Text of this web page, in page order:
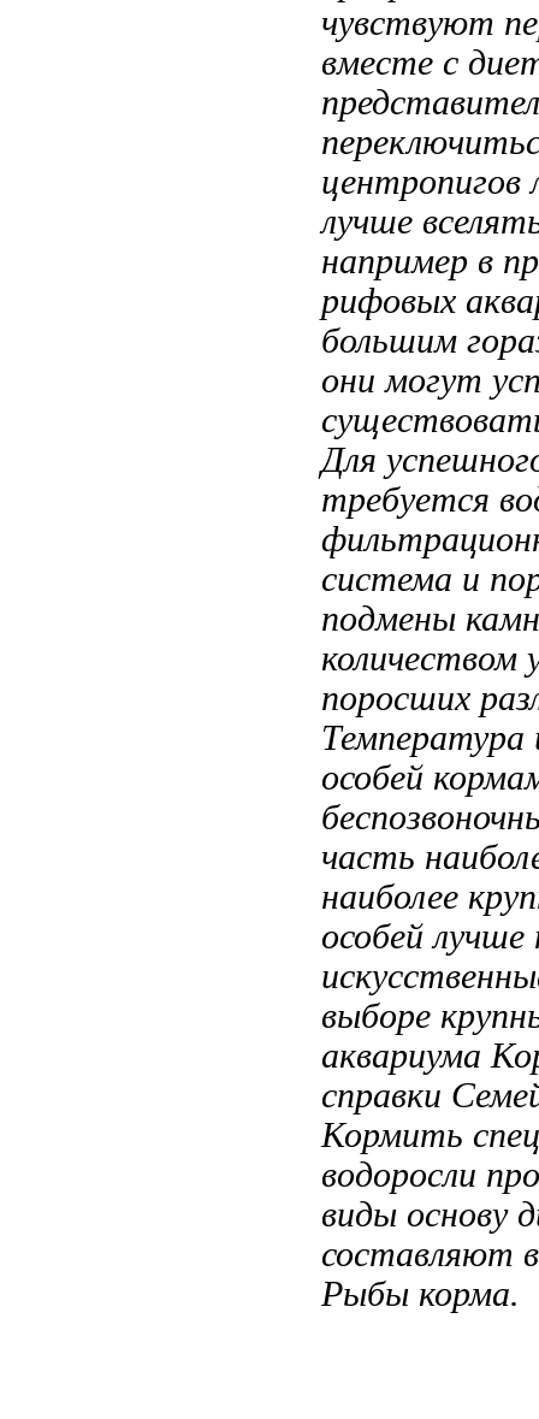
чувствуют
вместе с
центропигов
лучше
например в
рифовых
большим
они могут
Для
требуется
система и
подмены
поросших
Температура
особей
часть
наиболее
особей лучше
выборе
аквариума
справки
Кормить
водоросли
виды основу
составляют
Рыбы корма.